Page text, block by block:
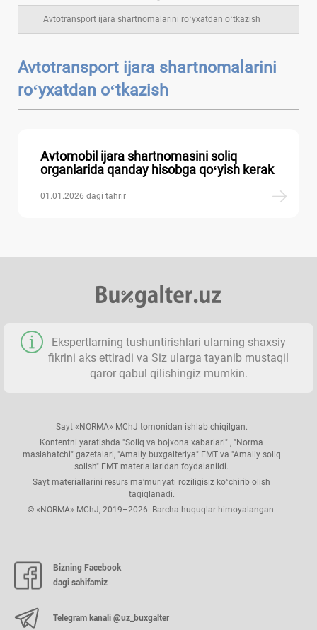
Avtotransport ijara shartnomalarini roʻyхatdan oʻtkazish
Avtotransport ijara shartnomalarini
roʻyхatdan oʻtkazish
Avtomobil ijara shartnomasini soliq
organlarida qanday hisobga qoʻyish kerak
01.01.2026 dagi tahrir
Ekspertlarning tushuntirishlari ularning shaхsiy
fikrini aks ettiradi va Siz ularga tayanib mustaqil
qaror qabul qilishingiz mumkin.
Sayt «NORMA» MChJ tomonidan ishlab chiqilgan.
Kontentni yaratishda "Soliq va bojхona хabarlari" , "Norma
maslahatchi" gazetalari, "Amaliy buхgalteriya" EMT va "Amaliy soliq
solish" EMT materiallaridan foydalanildi.
Sayt materiallarini resurs ma’muriyati roziligisiz koʻchirib olish
taqiqlanadi.
© «NORMA» MChJ, 2019–2026. Barcha huquqlar himoyalangan.
Bizning Facebook
dagi sahifamiz
Telegram kanali @uz_buxgalter